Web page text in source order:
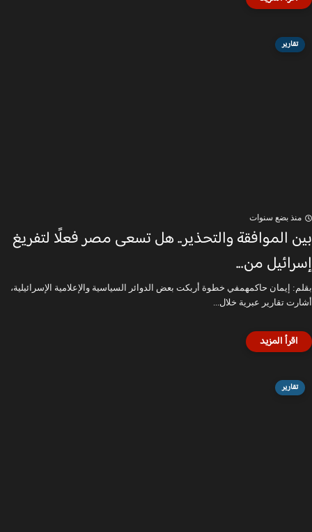
تقارير
منذ بضع سنوات
بين الموافقة والتحذير.. هل تسعى مصر فعلًا لتفريغ
إسرائيل من...
بقلم: إيمان حاكمهمفي خطوة أربكت بعض الدوائر السياسية والإعلامية الإسرائيلية،
أشارت تقارير عبرية خلال...
تقارير